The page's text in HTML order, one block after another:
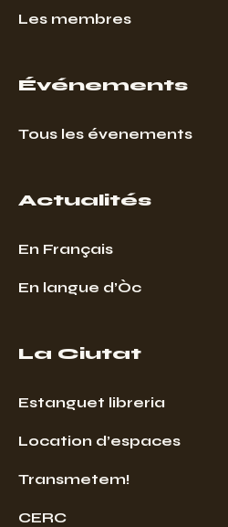
Les membres
Événements
Tous les évenements
Actualités
En Français
En langue d’Òc
La Ciutat
Estanguet libreria
Location d’espaces
Transmetem!
CERC